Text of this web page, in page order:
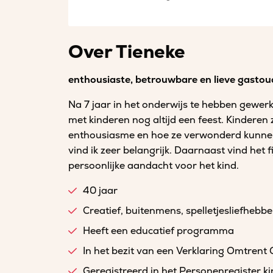
Over Tieneke
enthousiaste, betrouwbare en lieve
Na 7 jaar in het onderwijs te hebben
met kinderen nog altijd een feest.
enthousiasme en hoe ze verwonderd
vind ik zeer belangrijk. Daarnaast vind het
persoonlijke aandacht voor het kind.
40 jaar
Creatief, buitenmens,
Heeft een educatief programma
In het bezit van een Verklaring Omtrent